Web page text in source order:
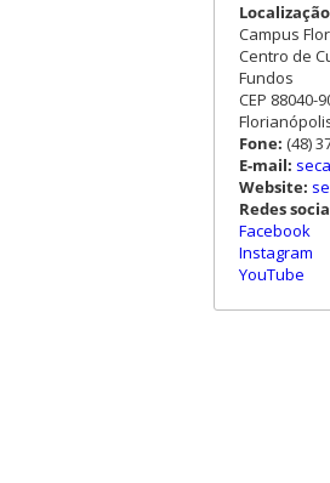
Campus
Centro de
Fundos
CEP 88040-
Fone: (48)
E-mail:
Website:
Redes
Facebook
Instagram
YouTube